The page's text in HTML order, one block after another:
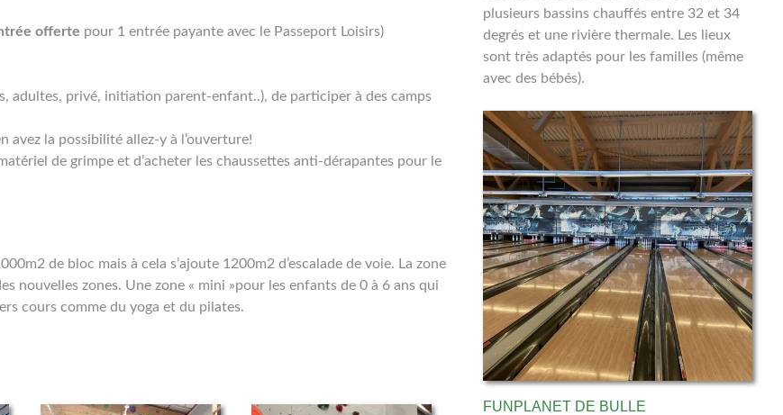
offerte pour 1 entrée payante avec le Passeport Loisirs)
adultes, privé, initiation parent-enfant..), de participer à des camps
avez la possibilité allez-y à l’ouverture!
de grimpe et d’acheter les chaussettes anti-dérapantes pour le
de bloc mais à cela s’ajoute 1200m2 d’escalade de voie. La zone
nouvelles zones. Une zone « mini »pour les enfants de 0 à 6 ans qui
cours comme du yoga et du pilates.
plusieurs bassins chauffés entre 32 et 34
degrés et une rivière thermale. Les lieux
sont très adaptés pour les familles (même
avec des bébés).
FUNPLANET DE BULLE